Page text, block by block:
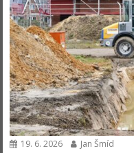
19. 6. 2026 Jan Šmíd